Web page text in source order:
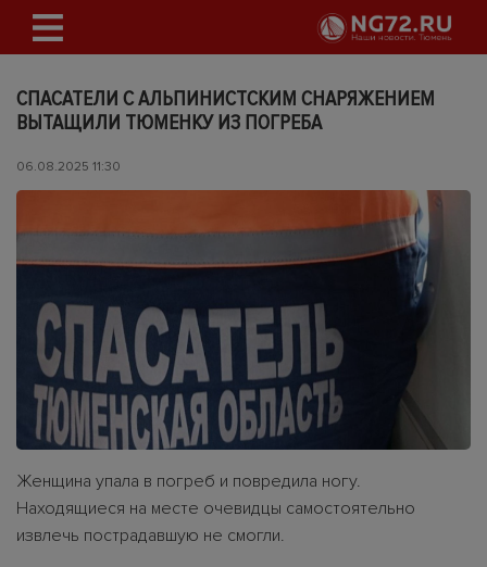
СПАСАТЕЛИ С АЛЬПИНИСТСКИМ СНАРЯЖЕНИЕМ
ВЫТАЩИЛИ ТЮМЕНКУ ИЗ ПОГРЕБА
06.08.2025 11:30
Женщина упала в погреб и повредила ногу.
Находящиеся на месте очевидцы самостоятельно
извлечь пострадавшую не смогли.